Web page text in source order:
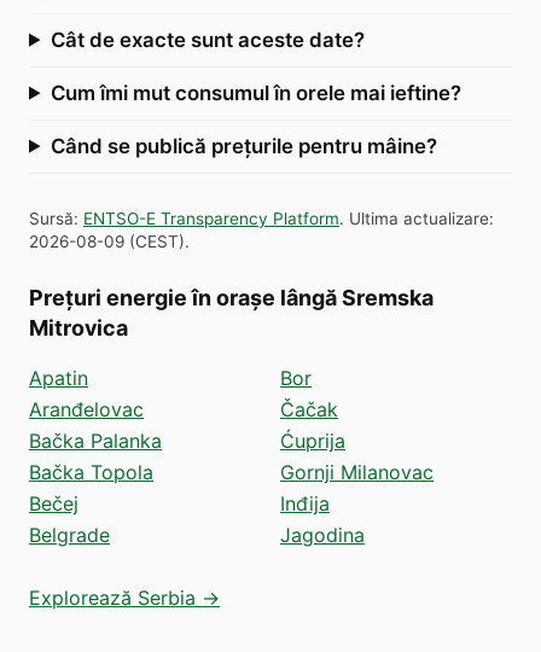
Cât de exacte sunt aceste date?
Cum îmi mut consumul în orele mai ieftine?
Când se publică prețurile pentru mâine?
Sursă: ENTSO-E Transparency Platform. Ultima actualizare:
2026-08-09 (CEST).
Prețuri energie în orașe lângă Sremska
Mitrovica
Apatin
Aranđelovac
Bačka Palanka
Bačka Topola
Bečej
Belgrade
Bor
Čačak
Ćuprija
Gornji Milanovac
Inđija
Jagodina
Explorează Serbia →